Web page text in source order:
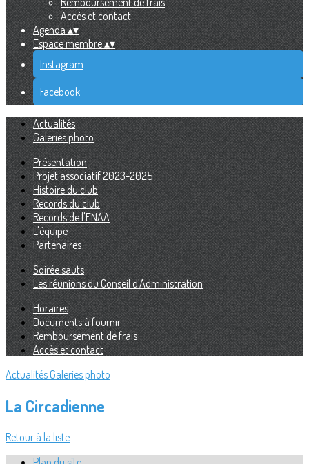
Accès et contact
Agenda▴▾
Espace membre▴▾
Instagram
Facebook
Actualités
Galeries photo
Présentation
Projet associatif 2023-2025
Histoire du club
Records du club
Records de l'ENAA
L'équipe
Partenaires
Soirée sauts
Les réunions du Conseil d'Administration
Horaires
Documents à fournir
Remboursement de frais
Accès et contact
Actualités Galeries photo
La Circadienne
Retour à la liste